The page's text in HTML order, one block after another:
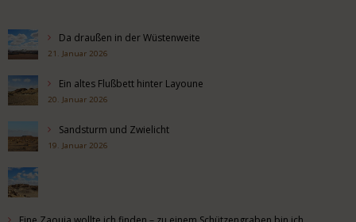
Da draußen in der Wüstenweite
21. Januar 2026
Ein altes Flußbett hinter Layoune
20. Januar 2026
Sandsturm und Zwielicht
19. Januar 2026